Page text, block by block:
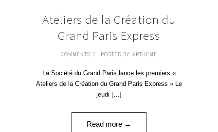
07
Ateliers de la Création du
Grand Paris Express
COMMENTS: 0 | POSTED BY: ARTHEME
La Société du Grand Paris lance les premiers «
Ateliers de la Création du Grand Paris Express » Le
jeudi […]
Read more →